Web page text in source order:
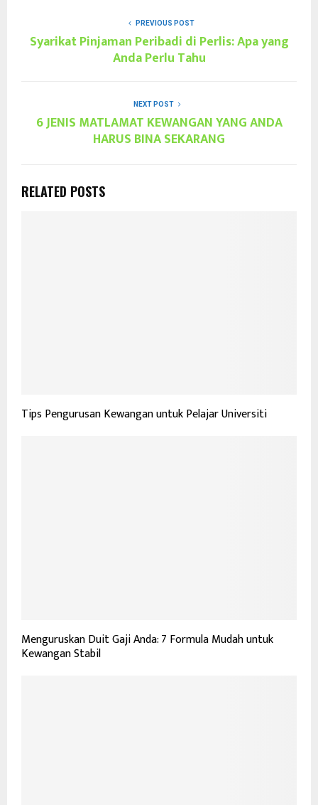
PREVIOUS POST
Syarikat Pinjaman Peribadi di Perlis: Apa yang
Anda Perlu Tahu
NEXT POST
6 JENIS MATLAMAT KEWANGAN YANG ANDA
HARUS BINA SEKARANG
RELATED POSTS
Tips Pengurusan Kewangan untuk Pelajar Universiti
Menguruskan Duit Gaji Anda: 7 Formula Mudah untuk
Kewangan Stabil